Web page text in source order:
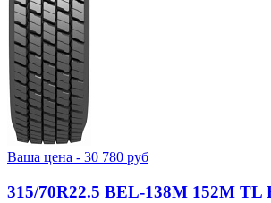
Ваша цена - 30 780 руб
315/70R22.5 BEL-138М 152M TL